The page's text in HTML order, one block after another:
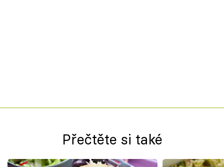
Přečtěte si také